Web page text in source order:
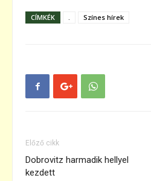
CÍMKÉK . Színes hírek
Előző cikk
Dobrovitz harmadik hellyel
kezdett